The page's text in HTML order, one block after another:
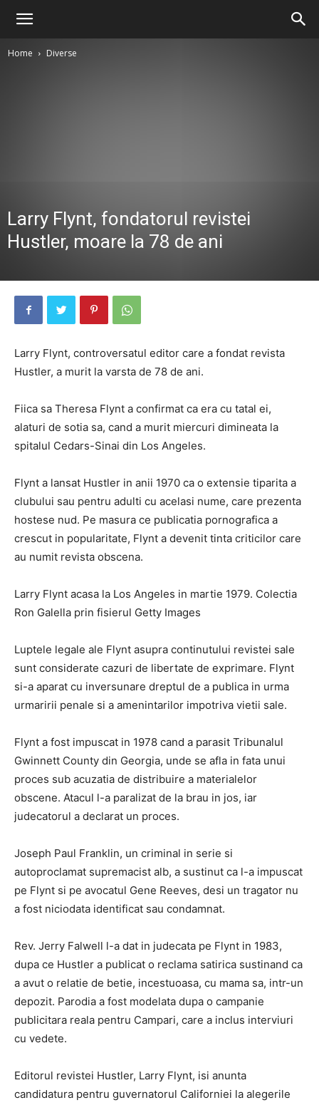
Home Diverse
Larry Flynt, fondatorul revistei
Hustler, moare la 78 de ani
Larry Flynt, controversatul editor care a fondat revista
Hustler, a murit la varsta de 78 de ani.
Fiica sa Theresa Flynt a confirmat ca era cu tatal ei,
alaturi de sotia sa, cand a murit miercuri dimineata la
spitalul Cedars-Sinai din Los Angeles.
Flynt a lansat Hustler in anii 1970 ca o extensie tiparita a
clubului sau pentru adulti cu acelasi nume, care prezenta
hostese nud. Pe masura ce publicatia pornografica a
crescut in popularitate, Flynt a devenit tinta criticilor care
au numit revista obscena.
Larry Flynt acasa la Los Angeles in martie 1979. Colectia
Ron Galella prin fisierul Getty Images
Luptele legale ale Flynt asupra continutului revistei sale
sunt considerate cazuri de libertate de exprimare. Flynt
si-a aparat cu inversunare dreptul de a publica in urma
urmaririi penale si a amenintarilor impotriva vietii sale.
Flynt a fost impuscat in 1978 cand a parasit Tribunalul
Gwinnett County din Georgia, unde se afla in fata unui
proces sub acuzatia de distribuire a materialelor
obscene. Atacul l-a paralizat de la brau in jos, iar
judecatorul a declarat un proces.
Joseph Paul Franklin, un criminal in serie si
autoproclamat supremacist alb, a sustinut ca l-a impuscat
pe Flynt si pe avocatul Gene Reeves, desi un tragator nu
a fost niciodata identificat sau condamnat.
Rev. Jerry Falwell l-a dat in judecata pe Flynt in 1983,
dupa ce Hustler a publicat o reclama satirica sustinand ca
a avut o relatie de betie, incestuoasa, cu mama sa, intr-un
depozit. Parodia a fost modelata dupa o campanie
publicitara reala pentru Campari, care a inclus interviuri
cu vedete.
Editorul revistei Hustler, Larry Flynt, isi anunta
candidatura pentru guvernatorul Californiei la alegerile